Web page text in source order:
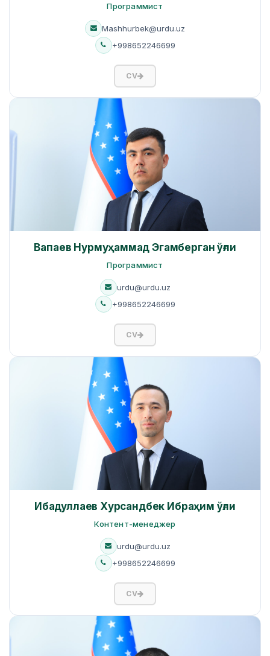
Программист
Mashhurbek@urdu.uz
+998652246699
CV
Вапаев Нурмуҳаммад Эгамберган ўғли
Программист
urdu@urdu.uz
+998652246699
CV
Ибадуллаев Хурсандбек Ибраҳим ўғли
Контент-менеджер
urdu@urdu.uz
+998652246699
CV